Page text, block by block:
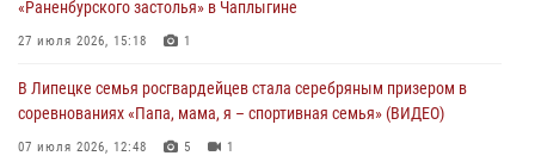
В Управлении Росгвардии по Липецкой области состоялся вечер
29 июля 2026, 15:05 2
В Липецке росгвардейцы посетили богослужение в честь великого
«Раненбурского застолья» в Чаплыгине
27 июля 2026, 15:18 1
В Липецке семья росгвардейцев стала серебряным призером в
соревнованиях «Папа, мама, я – спортивная семья» (ВИДЕО)
07 июля 2026, 12:48 5 1